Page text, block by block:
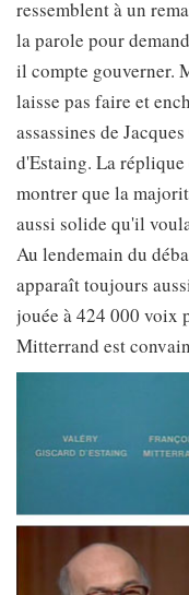
ressemblent à un
la parole pour
il compte gouverner.
laisse pas faire et
assassines de
d'Estaing. La
montrer que la
aussi solide qu'il
Au lendemain du
apparaît toujours
jouée à 424 000 voix
Mitterrand est